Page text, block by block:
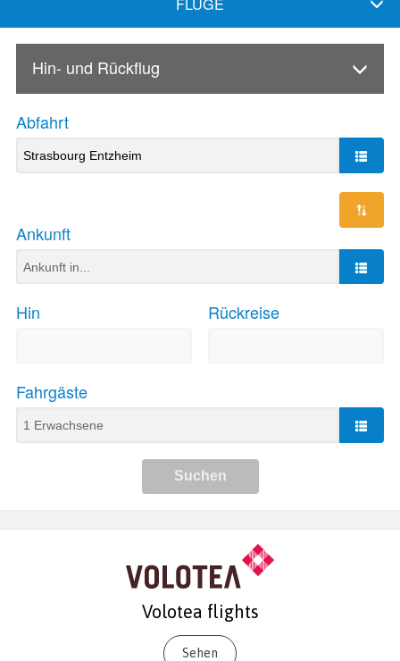
Volotea flights
Sehen